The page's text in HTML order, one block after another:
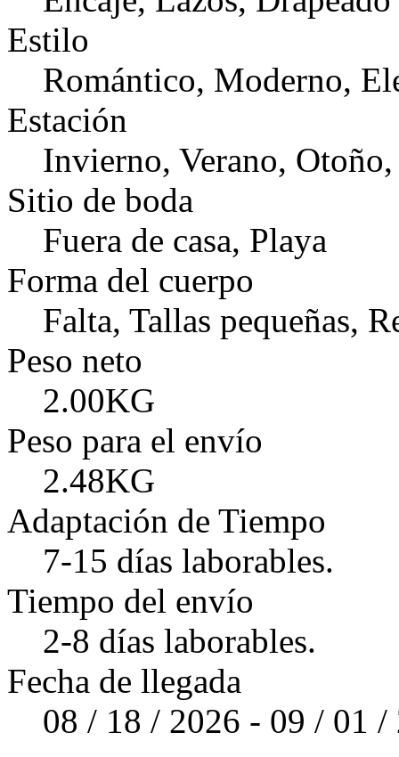
Estilo
Romántico, Moderno,
Estación
Invierno, Verano,
Sitio de boda
Fuera de casa, Playa
Forma del cuerpo
Falta, Tallas pequeñas,
Peso neto
2.00KG
Peso para el envío
2.48KG
Adaptación de Tiempo
7-15 días laborables.
Tiempo del envío
2-8 días laborables.
Fecha de llegada
08 / 18 / 2026 - 09 / 01 /